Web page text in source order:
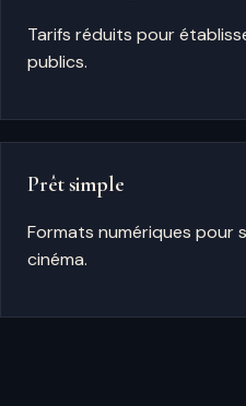
Tarifs réduits pour
publics.
Prêt simple
Formats numériques pour
cinéma.